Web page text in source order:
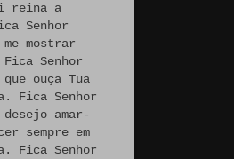
reina a
Senhor
mostrar
Senhor
ouça Tua
Fica Senhor
amar-
sempre em
Fica Senhor